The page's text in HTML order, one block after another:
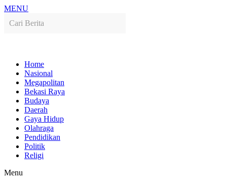
MENU
Home
Nasional
Megapolitan
Bekasi Raya
Budaya
Daerah
Gaya Hidup
Olahraga
Pendidikan
Politik
Religi
Menu